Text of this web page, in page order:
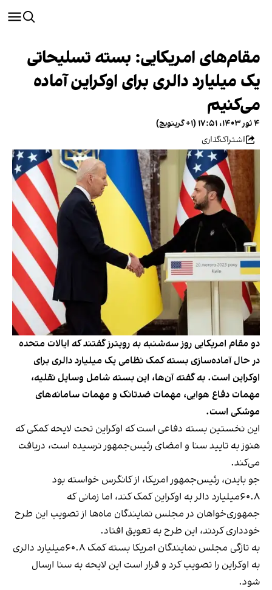
مقام‌های امریکایی: بسته تسلیحاتی
یک میلیارد دالری برای اوکراین آماده
می‌کنیم
۴ ثور ۱۴۰۳، ۱۷:۵۱ (‎+۱ گرینویچ)
اشتراک‌گذاری
دو مقام امریکایی روز سه‌شنبه به رویترز گفتند که ایالات متحده
در حال آماده‌سازی بسته کمک نظامی یک میلیارد دالری برای
اوکراین است. به گفته آن‌ها، این بسته شامل وسایل نقلیه،
مهمات دفاع هوایی، مهمات ضدتانک و مهمات سامانه‌های
موشکی است.
این نخستین بسته دفاعی است که اوکراین تحت لایحه کمکی که
هنوز به تایید سنا و امضای رئیس‌جمهور نرسیده است، دریافت
می‌کند.
جو بایدن، رئیس‌جمهور امریکا، از کانگرس خواسته بود
۶۰.۸میلیارد دالر به اوکراین کمک کند، اما زمانی که
جمهوری‌خواهان در مجلس نمایندگان ماه‌ها از تصویب این طرح
خودداری کردند، این طرح به تعویق افتاد.
به تازگی مجلس نمایندگان امریکا بسته کمک ۶۰.۸میلیارد دالری
به اوکراین را تصویب کرد و قرار است این لایحه به سنا ارسال
شود.